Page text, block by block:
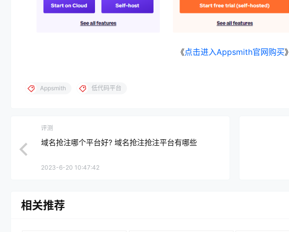
《点击进入Appsmith官网购买》
Appsmith 低代码平台
评测
域名抢注哪个平台好? 域名抢注抢注平台有哪些
2023-6-20 10:47:42
相关推荐